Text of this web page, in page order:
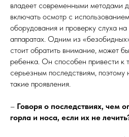
владеет современными методами
включать осмотр с
оборудования и проверку слуха
аппаратах. Одним из
стоит обратить внимание, может
ребенка. Он способен привести к
серьезным последствиям, поэтому
такие проявления.
– Говоря о последствиях, чем
горла и носа, если их не